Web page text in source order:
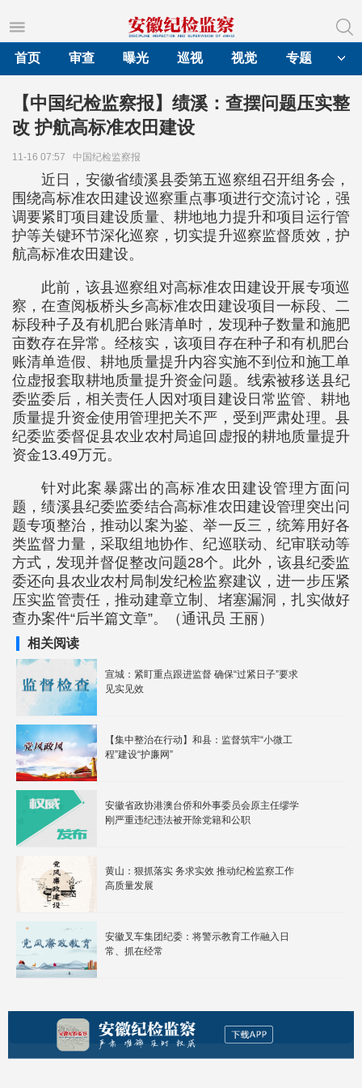
首页
审查 曝光 巡视 视觉 专题
【中国纪检监察报】绩溪：查摆问题压实整
改 护航高标准农田建设
11-16 07:57 中国纪检监察报
近日，安徽省绩溪县委第五巡察组召开组务会，
围绕高标准农田建设巡察重点事项进行交流讨论，强
调要紧盯项目建设质量、耕地地力提升和项目运行管
护等关键环节深化巡察，切实提升巡察监督质效，护
航高标准农田建设。
此前，该县巡察组对高标准农田建设开展专项巡
察，在查阅板桥头乡高标准农田建设项目一标段、二
标段种子及有机肥台账清单时，发现种子数量和施肥
亩数存在异常。经核实，该项目存在种子和有机肥台
账清单造假、耕地质量提升内容实施不到位和施工单
位虚报套取耕地质量提升资金问题。线索被移送县纪
委监委后，相关责任人因对项目建设日常监管、耕地
质量提升资金使用管理把关不严，受到严肃处理。县
纪委监委督促县农业农村局追回虚报的耕地质量提升
资金13.49万元。
针对此案暴露出的高标准农田建设管理方面问
题，绩溪县纪委监委结合高标准农田建设管理突出问
题专项整治，推动以案为鉴、举一反三，统筹用好各
类监督力量，采取组地协作、纪巡联动、纪审联动等
方式，发现并督促整改问题28个。此外，该县纪委监
委还向县农业农村局制发纪检监察建议，进一步压紧
压实监管责任，推动建章立制、堵塞漏洞，扎实做好
查办案件“后半篇文章”。（通讯员 王丽）
相关阅读
宣城：紧盯重点跟进监督 确保“过紧日子”要求
见实见效
【集中整治在行动】和县：监督筑牢“小微工
程”建设“护廉网”
安徽省政协港澳台侨和外事委员会原主任缪学
刚严重违纪违法被开除党籍和公职
黄山：狠抓落实 务求实效 推动纪检监察工作
高质量发展
安徽叉车集团纪委：将警示教育工作融入日
常、抓在经常